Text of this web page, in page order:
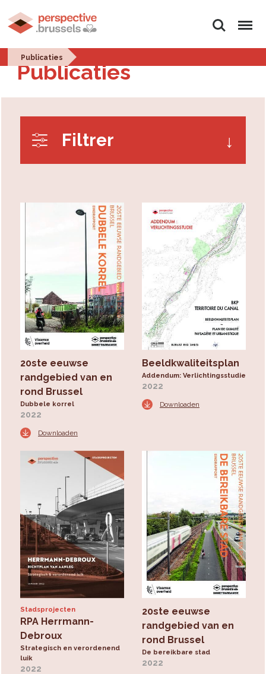
Zoeken Menu
Publicaties
Publicaties
Filtrer
20ste eeuwse
randgebied van en
rond Brussel
Dubbele korrel
2022
Downloaden
Beeldkwaliteitsplan
Addendum: Verlichtingsstudie
2022
Downloaden
Stadsprojecten
RPA Herrmann-
Debroux
Strategisch en verordenend
luik
2022
20ste eeuwse
randgebied van en
rond Brussel
De bereikbare stad
2022